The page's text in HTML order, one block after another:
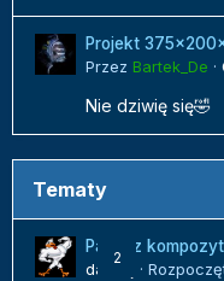
Projekt
Przez Bartek_De ·
Nie dziwię się🤣
Tematy
2
Panel z
danielj
·